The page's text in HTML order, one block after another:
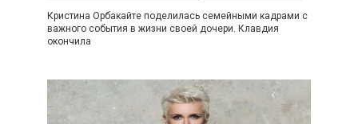
Кристина Орбакайте поделилась семейными кадрами с
важного события в жизни своей дочери. Клавдия
окончила